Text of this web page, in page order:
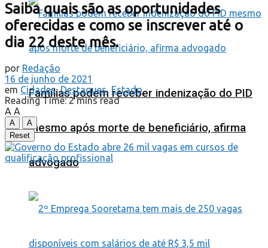
Famílias podem receber indenização do PID
mesmo após morte de beneficiário, afirma
advogado
Saiba quais são as oportunidades
oferecidas e como se inscrever até o
dia 22 deste mês.
por Redação
16 de junho de 2021
em Cidades,Destaques, Estado
Reading Time: 2 mins read
A A
A
A
Reset